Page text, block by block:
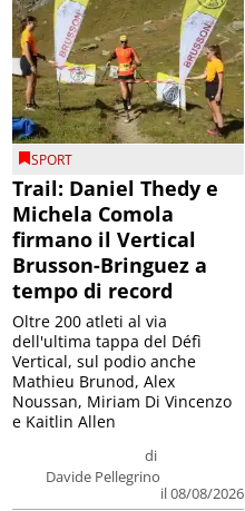
SPORT
Trail: Daniel Thedy e
Michela Comola
firmano il Vertical
Brusson-Bringuez a
tempo di record
di
Davide Pellegrino
il 08/08/2026
Oltre 200 atleti al via
dell'ultima tappa del Défì
Vertical, sul podio anche
Mathieu Brunod, Alex
Noussan, Miriam Di Vincenzo
e Kaitlin Allen